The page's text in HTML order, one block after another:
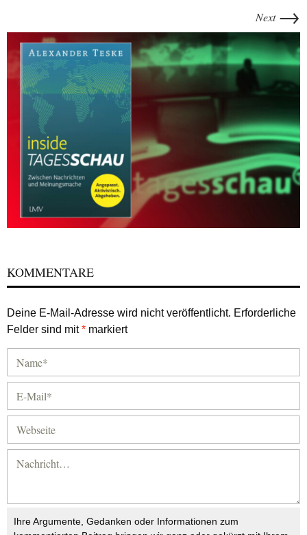
Next →
KOMMENTARE
Deine E-Mail-Adresse wird nicht veröffentlicht. Erforderliche
Felder sind mit* markiert
Ihre Argumente, Gedanken oder Informationen zum